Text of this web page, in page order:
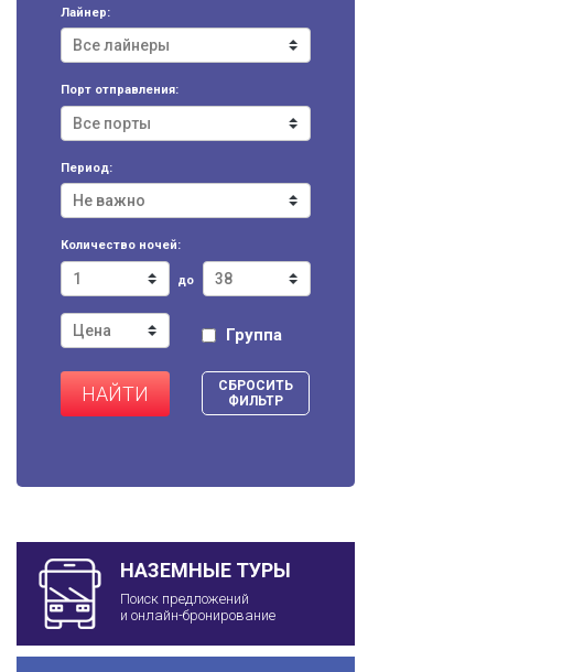
Лайнер:
Порт отправления:
Период:
Количество ночей:
до
Группа
НАЙТИ
СБРОСИТЬ
ФИЛЬТР
НАЗЕМНЫЕ ТУРЫ
Поиск предложений
и онлайн-бронирование